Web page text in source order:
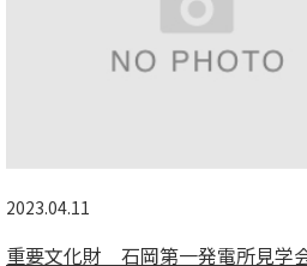
2023.04.11
重要文化財 石岡第一発電所見学